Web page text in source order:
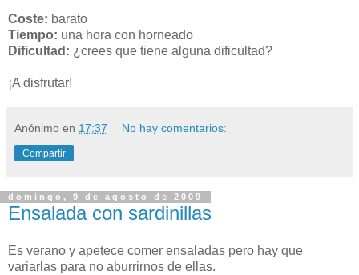
Coste: barato
Tiempo: una hora con horneado
Dificultad: ¿crees que tiene alguna dificultad?
¡A disfrutar!
Anónimo en 17:37 No hay comentarios:
Compartir
domingo, 9 de agosto de 2009
Ensalada con sardinillas
Es verano y apetece comer ensaladas pero hay que
variarlas para no aburrirnos de ellas.